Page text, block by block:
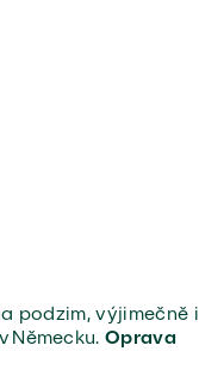
podzim, výjimečně i
Německu.Oprava